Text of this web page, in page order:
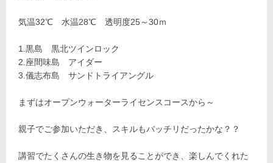
気温32℃ 水温28℃ 透明度25～30ｍ
1.黒島 黒北ツインロック
2.座間味島 アイダー
3.儀志布島 サンドトライアングル
まずはオープンウォーターライセンスコースから～
親子でご参加いただき、スキルもバッチリだったかな？？
講習でたくさんの生き物を見ることができ、楽しんでくれた